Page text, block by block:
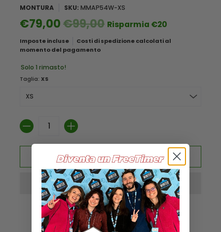
MONTURA SKU: MMAP54W-XS
€79,00€99,00 Risparmia €20
Imposte incluse
Costi di spedizione calcolati al
momento del pagamento
Solo 1 rimasto!
Taglia: XS
Quantità
Aggiungi